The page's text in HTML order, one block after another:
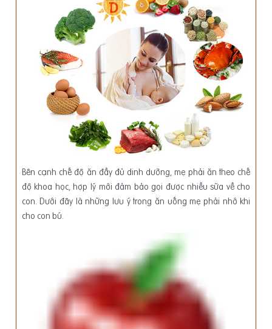
Bên cạnh chế độ ăn đầy đủ dinh dưỡng, mẹ phải ăn theo chế
độ khoa học, hợp lý mới đảm bảo gọi được nhiều sữa về cho
con. Dưới đây là những lưu ý trong ăn uống mẹ phải nhớ khi
cho con bú.